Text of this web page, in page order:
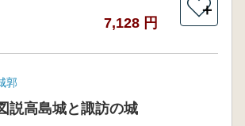
7,128 円
＋
郭
説高島城と諏訪の城